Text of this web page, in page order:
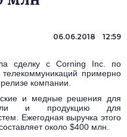
06.06.2018 12:59
сделку с Corning Inc. по
примерно
компании.
и медные решения для
и продукцию для
Ежегодная выручка этого
около $400 млн.